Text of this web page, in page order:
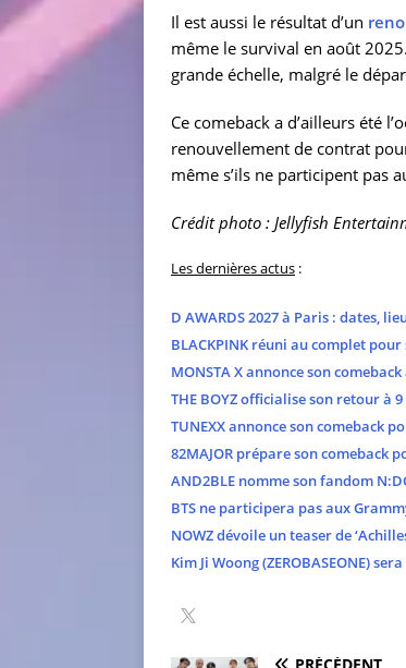
Il est aussi le résultat d’un
même le survival en août
grande échelle, malgré le
Ce comeback a d’ailleurs été
renouvellement de contrat
même s’ils ne participent pas
Crédit photo : Jellyfish
Les dernières actus :
D AWARDS 2027 à Paris : dates,
BLACKPINK réuni au complet
MONSTA X annonce son comeback
THE BOYZ officialise son retour à
TUNEXX annonce son comeback
82MAJOR prépare son comeback
AND2BLE nomme son fandom
BTS ne participera pas aux
NOWZ dévoile un teaser de
Kim Ji Woong (ZEROBASEONE)